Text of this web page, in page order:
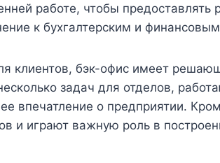
работе, чтобы предоставлять
к бухгалтерским и
клиентов, бэк-офис имеет
задач для отделов,
впечатление о предприятии.
и играют важную роль в